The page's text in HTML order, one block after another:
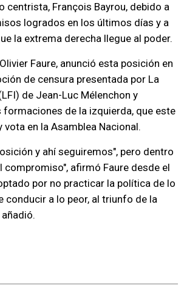
centrista, François Bayrou, debido a
logrados en los últimos días y a
la extrema derecha llegue al poder.
Faure, anunció esta posición en
de censura presentada por La
de Jean-Luc Mélenchon y
formaciones de la izquierda, que este
vota en la Asamblea Nacional.
y ahí seguiremos", pero dentro
compromiso", afirmó Faure desde el
por no practicar la política de lo
conducir a lo peor, al triunfo de la